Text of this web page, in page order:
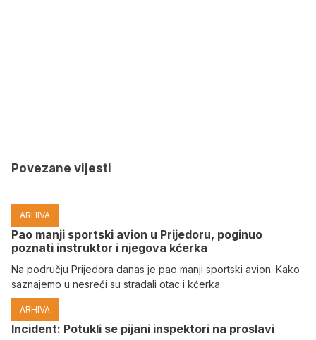
Povezane vijesti
ARHIVA
Pao manji sportski avion u Prijedoru, poginuo
poznati instruktor i njegova kćerka
Na području Prijedora danas je pao manji sportski avion. Kako
saznajemo u nesreći su stradali otac i kćerka.
ARHIVA
Incident: Potukli se pijani inspektori na proslavi